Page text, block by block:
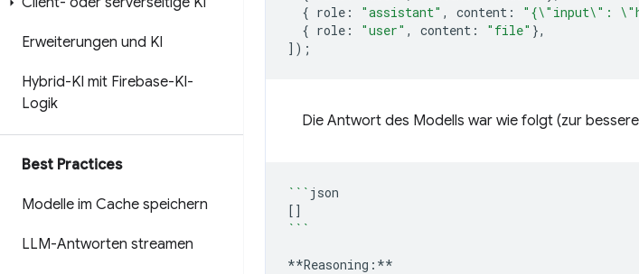
Erweiterungen und KI
Hybrid-KI mit Firebase-KI-
Logik
Best Practices
Modelle im Cache speichern
LLM-Antworten streamen
{ role : "assistant" , content : "{\"input\":
{ role : "user" , content : "file" },
]);
Die Antwort des Modells war wie folgt (zur
```
[]
```
**Reasoning:**